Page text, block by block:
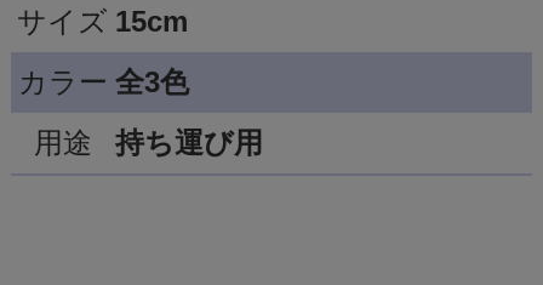
サイズ 15cm
カラー 全3色
用途
持ち運び用